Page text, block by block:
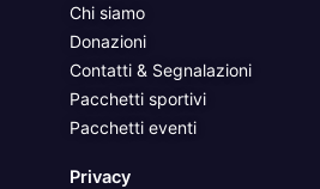
Chi siamo
Donazioni
Contatti & Segnalazioni
Pacchetti sportivi
Pacchetti eventi
Privacy